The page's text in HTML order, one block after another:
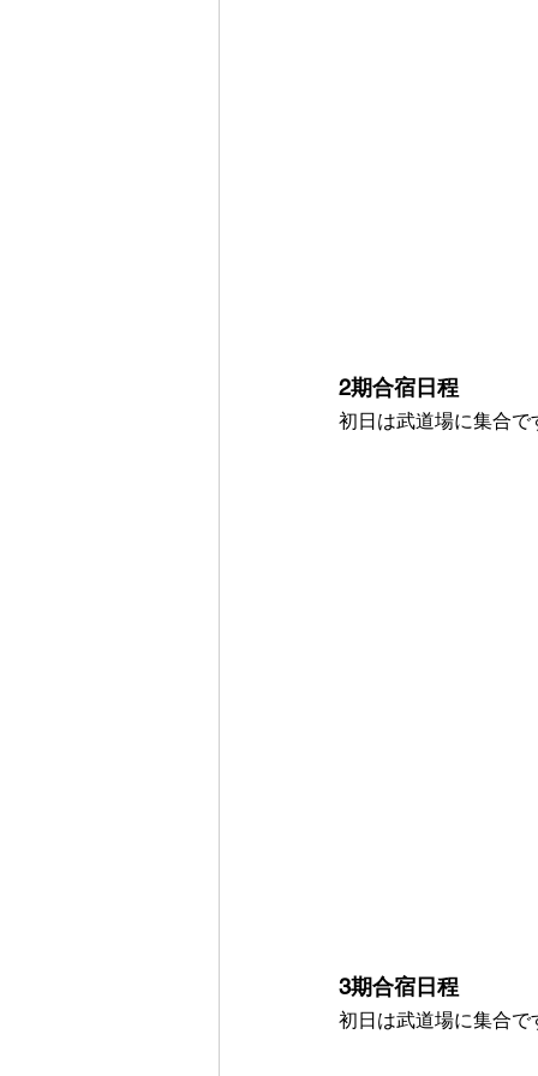
2期合宿日程
初日は武道場に集合で
3期合宿日程
初日は武道場に集合で